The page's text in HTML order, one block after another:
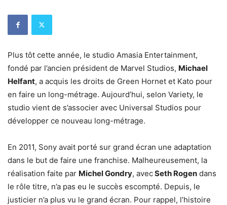
Plus tôt cette année, le studio Amasia Entertainment,
fondé par l’ancien président de Marvel Studios, Michael
Helfant, a acquis les droits de Green Hornet et Kato pour
en faire un long-métrage. Aujourd’hui, selon Variety, le
studio vient de s’associer avec Universal Studios pour
développer ce nouveau long-métrage.
En 2011, Sony avait porté sur grand écran une adaptation
dans le but de faire une franchise. Malheureusement, la
réalisation faite par Michel Gondry, avecSeth Rogen dans
le rôle titre, n’a pas eu le succès escompté. Depuis, le
justicier n’a plus vu le grand écran. Pour rappel, l’histoire